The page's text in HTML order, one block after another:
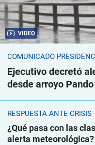
VIDEO
COMUNICADO
Ejecutivo decretó
desde arroyo
RESPUESTA ANTE CRISIS
¿Qué pasa con las
alerta